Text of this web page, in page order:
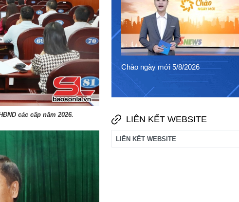
các cấp năm 2026.
ngày mới 6/8/2026 Chào ngày mới 5/8/2026
LIÊN KẾT WEBSITE